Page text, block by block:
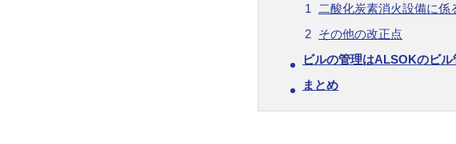
二酸化炭素消火設備に
その他の改正点
ビルの管理はALSOKのビ
まとめ